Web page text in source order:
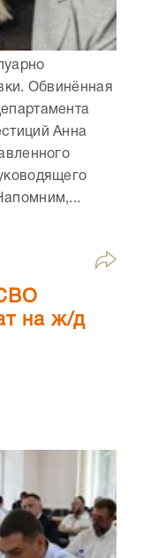
Обвинённая
Анна
на ж/д